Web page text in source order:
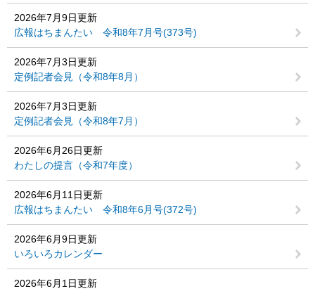
2026年7月9日更新
広報はちまんたい 令和8年7月号(373号)
2026年7月3日更新
定例記者会見（令和8年8月）
2026年7月3日更新
定例記者会見（令和8年7月）
2026年6月26日更新
わたしの提言（令和7年度）
2026年6月11日更新
広報はちまんたい 令和8年6月号(372号)
2026年6月9日更新
いろいろカレンダー
2026年6月1日更新